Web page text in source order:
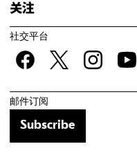
关注
社交平台
Facebooktwitter
邮件订阅
Subscribe